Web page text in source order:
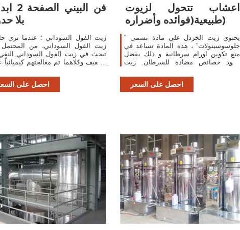
فن البيني
بلا
زيت الفول السوداني : عندما تري
زيت الفول السوداني، من
تبحث في زيت الفول السوداني
الخفيف وكلاهما تم معالجتهم كيميائياً
والتخلص من الروائح
احصل على
اعشاب تتحول لزيوت
طبيعية(فوائده وأضراره)
يحتوي زيت الخردل علي مادة تسمي ”
جلوسوسينولات” ، هذه المادة تساعد في
منع تكوين اورام سرطانية و ذلك بفضل
وجود خصائص مضادة للسرطان. زيت
و المستقيم و القولون.
احصل على السعر